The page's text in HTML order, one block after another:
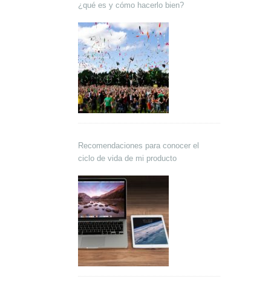
¿qué es y cómo hacerlo bien?
Recomendaciones para conocer el
ciclo de vida de mi producto